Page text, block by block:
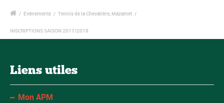
/ Événements / Tennis de la Chevalière, Mazamet /
INSCRIPTIONS SAISON 2017/2018
Liens utiles
Mon APM